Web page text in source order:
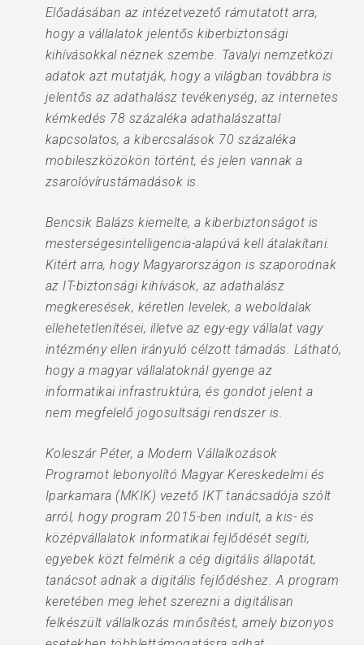
Előadásában az intézetvezető rámutatott arra,
hogy a vállalatok jelentős kiberbiztonsági
kihívásokkal néznek szembe. Tavalyi nemzetközi
adatok azt mutatják, hogy a világban továbbra is
jelentős az adathalász tevékenység, az internetes
kémkedés 78 százaléka adathalászattal
kapcsolatos, a kibercsalások 70 százaléka
mobileszközökön történt, és jelen vannak a
zsarolóvírustámadások is.
Bencsik Balázs kiemelte, a kiberbiztonságot is
mesterségesintelligencia-alapúvá kell átalakítani.
Kitért arra, hogy Magyarországon is szaporodnak
az IT-biztonsági kihívások, az adathalász
megkeresések, kéretlen levelek, a weboldalak
ellehetetlenítései, illetve az egy-egy vállalat vagy
intézmény ellen irányuló célzott támadás. Látható,
hogy a magyar vállalatoknál gyenge az
informatikai infrastruktúra, és gondot jelent a
nem megfelelő jogosultsági rendszer is.
Koleszár Péter, a Modern Vállalkozások
Programot lebonyolító Magyar Kereskedelmi és
Iparkamara (MKIK) vezető IKT tanácsadója szólt
arról, hogy program 2015-ben indult, a kis- és
középvállalatok informatikai fejlődését segíti,
egyebek közt felmérik a cég digitális állapotát,
tanácsot adnak a digitális fejlődéshez. A program
keretében meg lehet szerezni a digitálisan
felkészült vállalkozás minősítést, amely bizonyos